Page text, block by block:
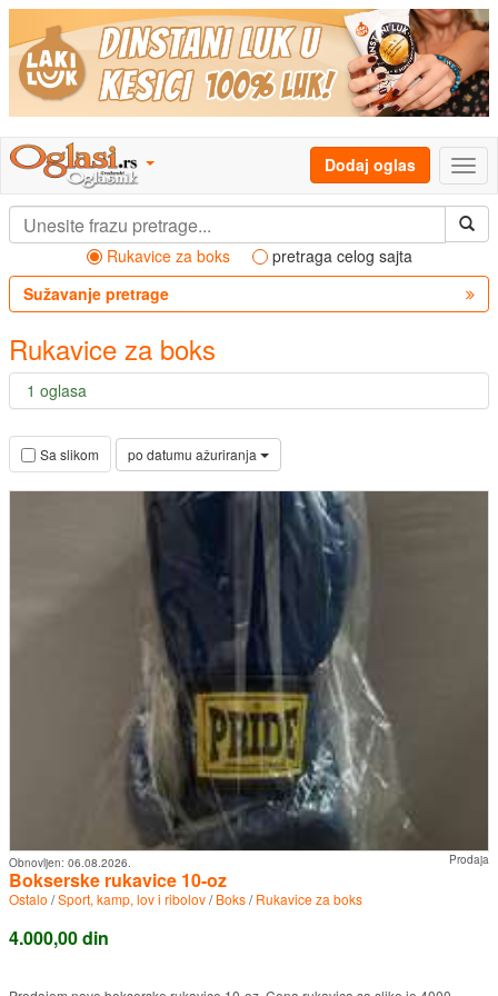
Dodaj oglas
Rukavice za boks
pretraga celog sajta
Sužavanje pretrage
Rukavice za boks
1 oglasa
Sa slikom po datumu ažuriranja
Prodaja
Obnovljen: 06.08.2026.
Bokserske rukavice 10-oz
Ostalo /Sport, kamp, lov i ribolov/Boks/Rukavice za boks
4.000,00 din